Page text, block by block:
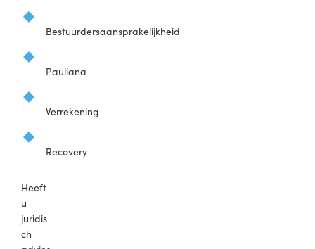
Bestuurdersaansprakelijkheid
Pauliana
Verrekening
Recovery
Heeft
u
juridis
ch